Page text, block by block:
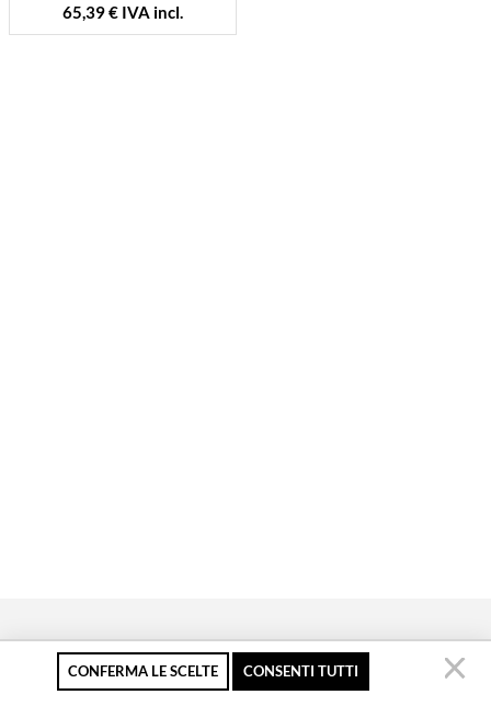
65,39 € IVA incl.
Pagamento sicuro
Resi gratuiti fino a 30
Servizio clienti
CONFERMA LE SCELTE CONSENTI TUTTI